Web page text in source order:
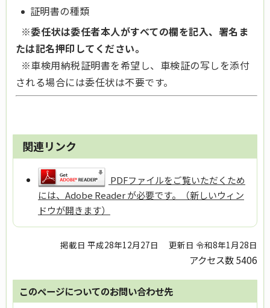
証明書の種類
※委任状は委任者本人がすべての欄を記入、署名ま
たは記名押印してください。
※車検用納税証明書を希望し、車検証の写しを添付
される場合には委任状は不要です。
関連リンク
PDFファイルをご覧いただくため
には、Adobe Reader が必要です。（新しいウィン
ドウが開きます）
掲載日 平成28年12月27日 更新日 令和8年1月28日
アクセス数5406
このページについてのお問い合わせ先